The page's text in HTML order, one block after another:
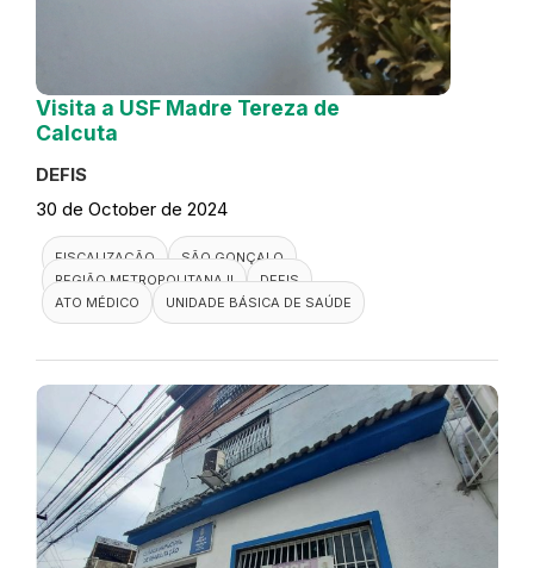
Visita a USF Madre Tereza de
Calcuta
DEFIS
30 de October de 2024
FISCALIZAÇÃO
SÃO GONÇALO
REGIÃO METROPOLITANA II
DEFIS
ATO MÉDICO
UNIDADE BÁSICA DE SAÚDE